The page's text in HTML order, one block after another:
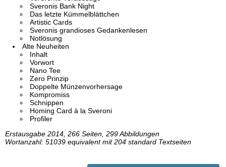
Sveronis Bank Night
Das letzte Kümmelblättchen
Artistic Cards
Sveronis grandioses Gedankenlesen
Notlösung
Alte Neuheiten
Inhalt
Vorwort
Nano Tee
Zero Prinzip
Doppelte Münzenvorhersage
Kompromiss
Schnippen
Homing Card à la Sveroni
Profiler
Erstausgabe 2014, 266 Seiten, 299 Abbildungen
Wortanzahl: 51039 equivalent mit 204 standard Textseiten